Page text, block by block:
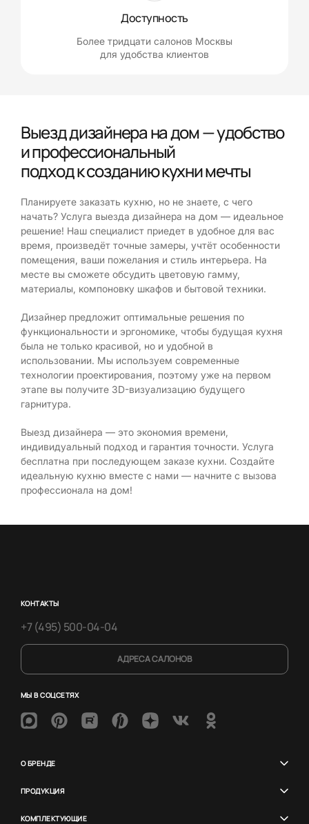
Доступность
Более тридцати салонов Москвы
для удобства клиентов
Выезд дизайнера на дом — удобство
и профессиональный
подход к созданию кухни мечты
Планируете заказать кухню, но не знаете, с чего
начать? Услуга выезда дизайнера на дом — идеальное
решение! Наш специалист приедет в удобное для вас
время, произведёт точные замеры, учтёт особенности
помещения, ваши пожелания и стиль интерьера. На
месте вы сможете обсудить цветовую гамму,
материалы, компоновку шкафов и бытовой техники.
Дизайнер предложит оптимальные решения по
функциональности и эргономике, чтобы будущая кухня
была не только красивой, но и удобной в
использовании. Мы используем современные
технологии проектирования, поэтому уже на первом
этапе вы получите 3D-визуализацию будущего
гарнитура.
Выезд дизайнера — это экономия времени,
индивидуальный подход и гарантия точности. Услуга
бесплатна при последующем заказе кухни. Создайте
идеальную кухню вместе с нами — начните с вызова
профессионала на дом!
КОНТАКТЫ
+7 (495) 500-04-04
АДРЕСА САЛОНОВ
МЫ В СОЦСЕТЯХ
О БРЕНДЕ
ПРОДУКЦИЯ
КОМПЛЕКТУЮЩИЕ